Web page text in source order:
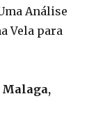
Análise
Vela para